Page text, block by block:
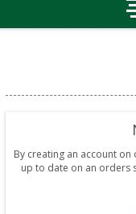
By creating an account
up to date on an orders